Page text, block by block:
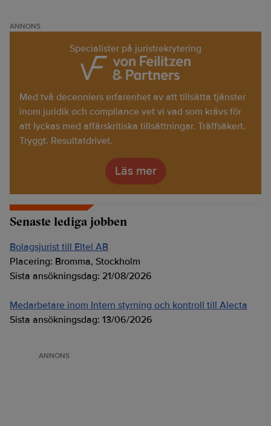
ANNONS
Specialister på juristrekrytering
Med två decenniers erfarenhet av att tillsätta tjänster
inom juridik och compliance vet vi vad som krävs för
att lyckas med affärskritiska tillsättningar. Träffsäkert.
Tryggt. Resultatdrivet.
Läs mer
Senaste lediga jobben
Bolagsjurist till Eltel AB
Placering: Bromma, Stockholm
Sista ansökningsdag: 21/08/2026
Medarbetare inom Intern styrning och kontroll till Alecta
Sista ansökningsdag: 13/06/2026
ANNONS